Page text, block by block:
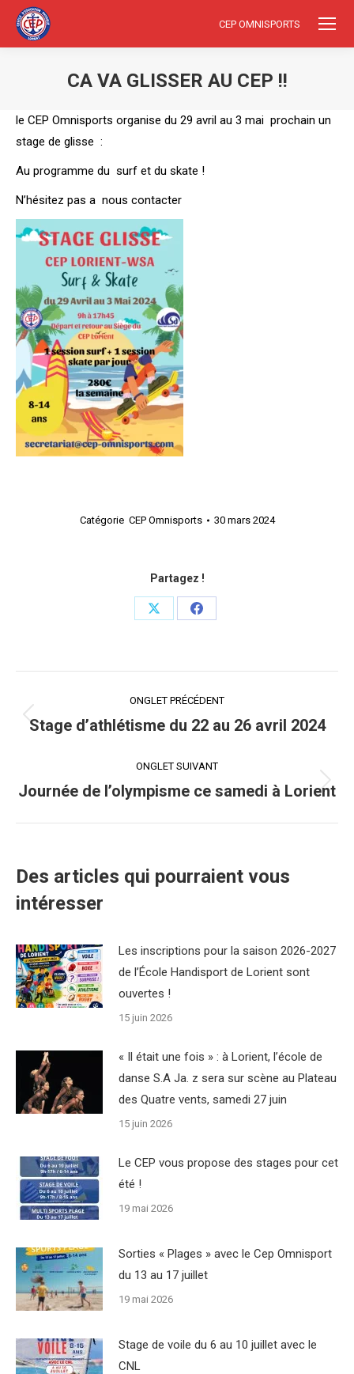
CEP OMNISPORTS
CA VA GLISSER AU CEP !!
le CEP Omnisports organise du 29 avril au 3 mai prochain un
stage de glisse :
Au programme du surf et du skate !
N’hésitez pas a nous contacter
Catégorie CEP Omnisports 30 mars 2024
Partagez !
Share
Share
de
commentaire
ONGLET PRÉCÉDENT
Onglet
Stage d’athlétisme du 22 au 26 avril 2024
ONGLET SUIVANT
Onglet
Journée de l’olympisme ce samedi à Lorient
Des articles qui pourraient vous
intéresser
Les inscriptions pour la saison 2026-2027
de l’École Handisport de Lorient sont
ouvertes !
15 juin 2026
« Il était une fois » : à Lorient, l’école de
danse S.A Ja. z sera sur scène au Plateau
des Quatre vents, samedi 27 juin
15 juin 2026
Le CEP vous propose des stages pour cet
été !
19 mai 2026
Sorties « Plages » avec le Cep Omnisport
du 13 au 17 juillet
19 mai 2026
Stage de voile du 6 au 10 juillet avec le
CNL